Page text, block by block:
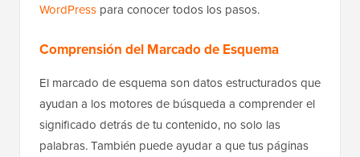
WordPress para conocer todos los pasos.
Comprensión del Marcado de Esquema
El marcado de esquema son datos estructurados que
ayudan a los motores de búsqueda a comprender el
significado detrás de tu contenido, no solo las
palabras. También puede ayudar a que tus páginas